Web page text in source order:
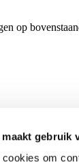
gebruik
om
op